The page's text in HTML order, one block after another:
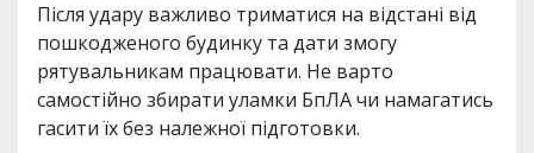
Після удару важливо триматися на відстані від
пошкодженого будинку та дати змогу
рятувальникам працювати. Не варто
самостійно збирати уламки БпЛА чи намагатись
гасити їх без належної підготовки.